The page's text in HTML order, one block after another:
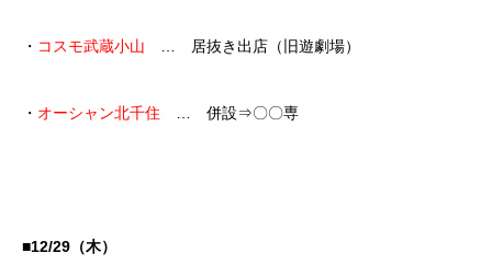
・ コスモ武蔵小山 … 居抜き出店（旧遊劇場）
・ オーシャン北千住 … 併設⇒〇〇専
■12/29（木）